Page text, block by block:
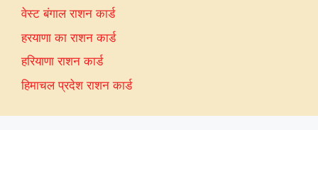
वेस्ट बंगाल राशन कार्ड
हरयाणा का राशन कार्ड
हरियाणा राशन कार्ड
हिमाचल प्रदेश राशन कार्ड